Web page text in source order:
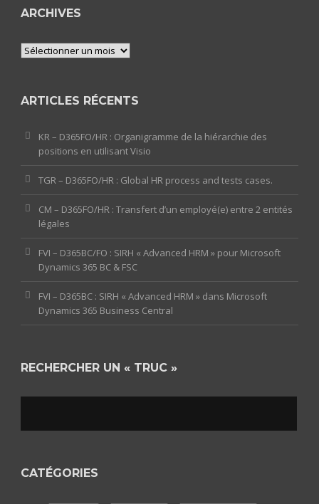
ARCHIVES
Archives
ARTICLES RÉCENTS
KR – D365FO/HR : Organigramme de la hiérarchie des
positions en utilisant Visio
TGR – D365FO/HR : Global HR process and tests cases.
CM – D365FO/HR : Transfert d’un employé(e) entre 2 entités
légales
FVI – D365BC/FO : SIRH « Advanced HRM » pour Microsoft
Dynamics 365 BC & FSC
FVI – D365BC : SIRH « Advanced HRM » dans Microsoft
Dynamics 365 Business Central
RECHERCHER UN « TRUC »
CATÉGORIES